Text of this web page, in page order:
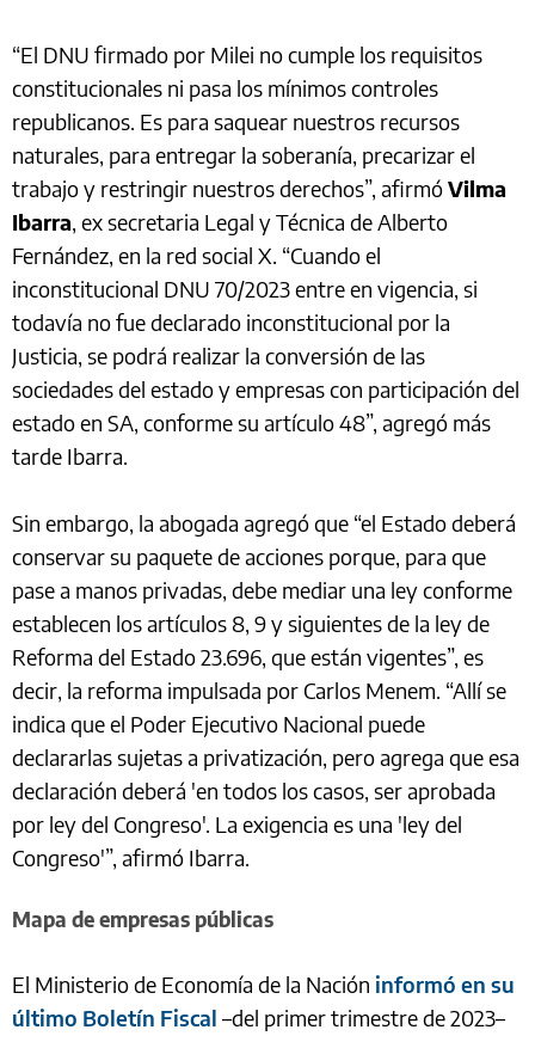
“El DNU firmado por Milei no cumple los requisitos
constitucionales ni pasa los mínimos controles
republicanos. Es para saquear nuestros recursos
naturales, para entregar la soberanía, precarizar el
trabajo y restringir nuestros derechos”, afirmóVilma
Ibarra, ex secretaria Legal y Técnica de Alberto
Fernández, en la red social X. “Cuando el
inconstitucional DNU 70/2023 entre en vigencia, si
todavía no fue declarado inconstitucional por la
Justicia, se podrá realizar la conversión de las
sociedades del estado y empresas con participación del
estado en SA, conforme su artículo 48”, agregó más
tarde Ibarra.
Sin embargo, la abogada agregó que “el Estado deberá
conservar su paquete de acciones porque, para que
pase a manos privadas, debe mediar una ley conforme
establecen los artículos 8, 9 y siguientes de la ley de
Reforma del Estado 23.696, que están vigentes”, es
decir, la reforma impulsada por Carlos Menem. “Allí se
indica que el Poder Ejecutivo Nacional puede
declararlas sujetas a privatización, pero agrega que esa
declaración deberá 'en todos los casos, ser aprobada
por ley del Congreso'. La exigencia es una 'ley del
Congreso'”, afirmó Ibarra.
Mapa de empresas públicas
El Ministerio de Economía de la Nación informó en su
último Boletín Fiscal –del primer trimestre de 2023–